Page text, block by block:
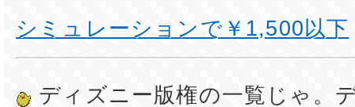
シミュレーションで￥1,500以下
ディズニー版権の一覧じゃ。